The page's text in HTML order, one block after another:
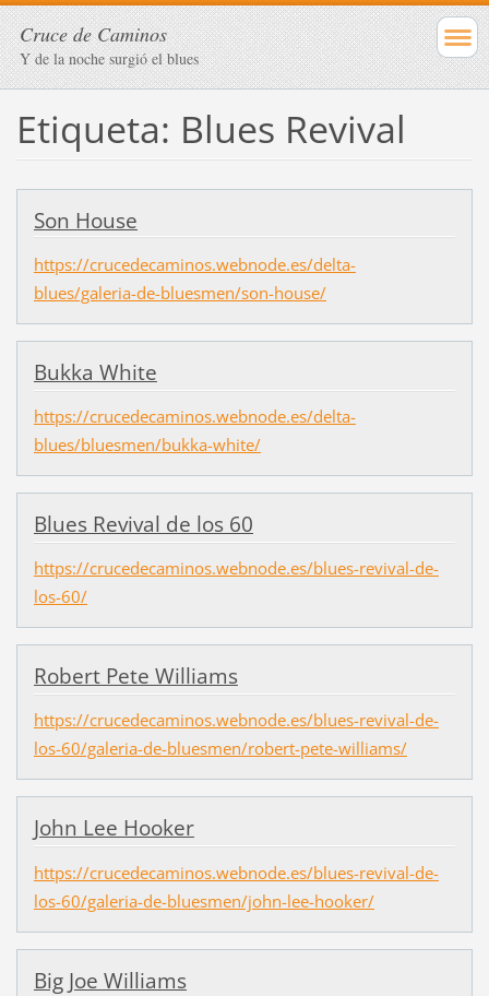
Cruce de Caminos
Y de la noche surgió el blues
Etiqueta: Blues Revival
Son House
https://crucedecaminos.webnode.es/delta-
blues/galeria-de-bluesmen/son-house/
Bukka White
https://crucedecaminos.webnode.es/delta-
blues/bluesmen/bukka-white/
Blues Revival de los 60
https://crucedecaminos.webnode.es/blues-revival-de-
los-60/
Robert Pete Williams
https://crucedecaminos.webnode.es/blues-revival-de-
los-60/galeria-de-bluesmen/robert-pete-williams/
John Lee Hooker
https://crucedecaminos.webnode.es/blues-revival-de-
los-60/galeria-de-bluesmen/john-lee-hooker/
Big Joe Williams